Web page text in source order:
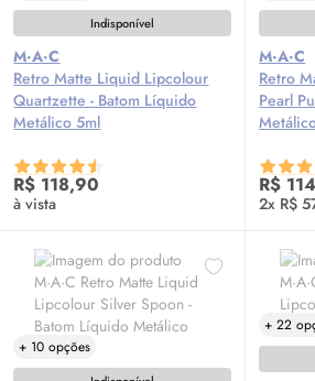
Indisponível
M·A·C
Retro Matte Liquid Lipcolour
Quartzette - Batom Líquido
Metálico 5ml
R$ 118,90
à vista
M·A·C
Retro
Pearl
R$
2x R$
+ 10 opções
+ 22